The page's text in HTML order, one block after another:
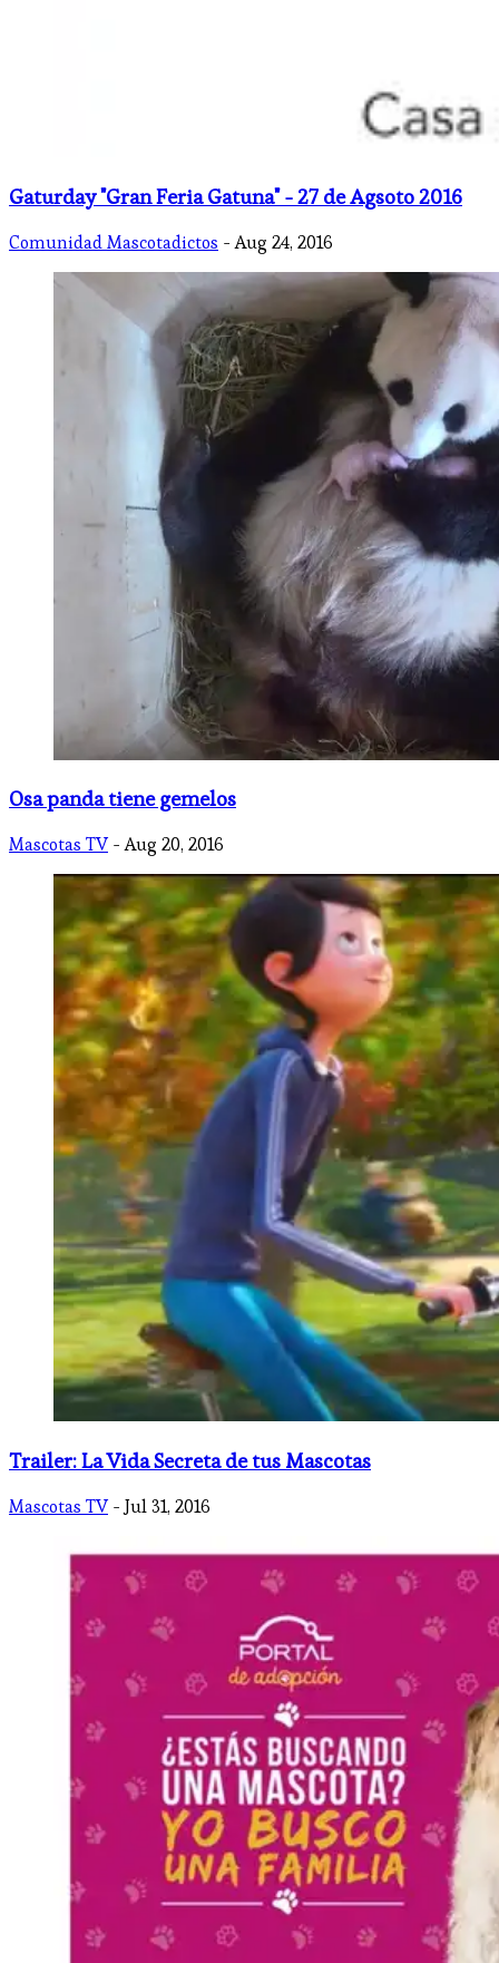
Gaturday "Gran Feria Gatuna" - 27 de Agsoto 2016
Comunidad Mascotadictos - Aug 24, 2016
Osa panda tiene gemelos
Mascotas TV - Aug 20, 2016
Trailer: La Vida Secreta de tus Mascotas
Mascotas TV - Jul 31, 2016